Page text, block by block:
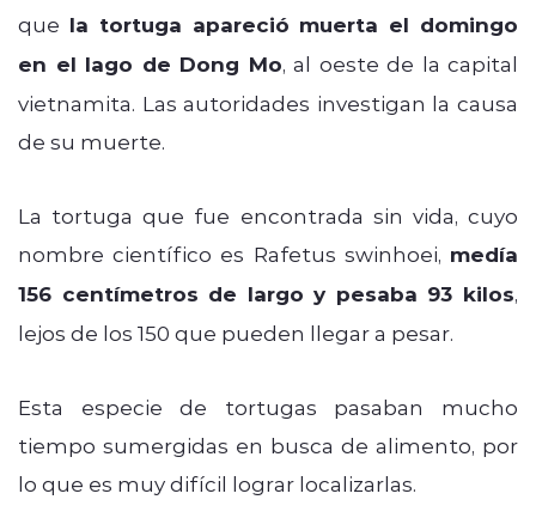
que la tortuga apareció muerta el domingo
en el lago de Dong Mo, al oeste de la capital
vietnamita. Las autoridades investigan la causa
de su muerte.
La tortuga que fue encontrada sin vida, cuyo
nombre científico es Rafetus swinhoei, medía
156 centímetros de largo y pesaba 93 kilos,
lejos de los 150 que pueden llegar a pesar.
Esta especie de tortugas pasaban mucho
tiempo sumergidas en busca de alimento, por
lo que es muy difícil lograr localizarlas.